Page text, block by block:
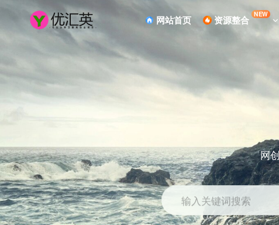
网站首页 资源整合 NEW
网
输入关键词搜索